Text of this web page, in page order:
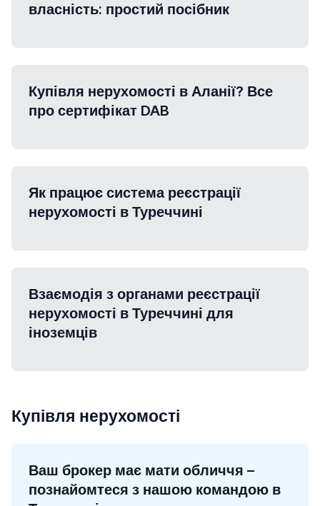
власність: простий посібник
Купівля нерухомості в Аланії? Все
про сертифікат DAB
Як працює система реєстрації
нерухомості в Туреччині
Взаємодія з органами реєстрації
нерухомості в Туреччині для
іноземців
Купівля нерухомості
Ваш брокер має мати обличчя –
познайомтеся з нашою командою в